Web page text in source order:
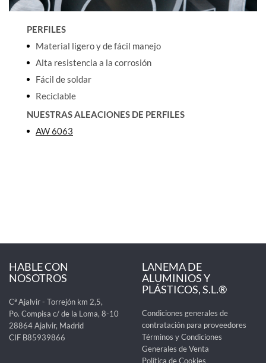
PERFILES
Material ligero y de fácil manejo
Alta resistencia a la corrosión
Fácil de soldar
Reciclable
NUESTRAS ALEACIONES DE PERFILES
AW 6063
HABLE CON
NOSOTROS
Cª Ajalvir - Torrejón km 2,5,
Po. Compisa c/ de la Loma, 8-10
28864 Ajalvir, Madrid
CIF B85939866
LANEMA DE
ALUMINIOS Y
PLÁSTICOS, S.L.®
Condiciones generales de
contratación para proveedores
Términos y Condiciones
Generales de Venta
Política de Cookies